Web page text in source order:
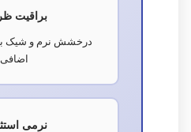
براقیت
درخشش نرم و شیک
اضافی
نرمی